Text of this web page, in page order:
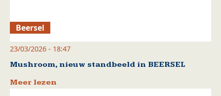
Beersel
23/03/2026 - 18:47
Mushroom, nieuw standbeeld in BEERSEL
Meer lezen